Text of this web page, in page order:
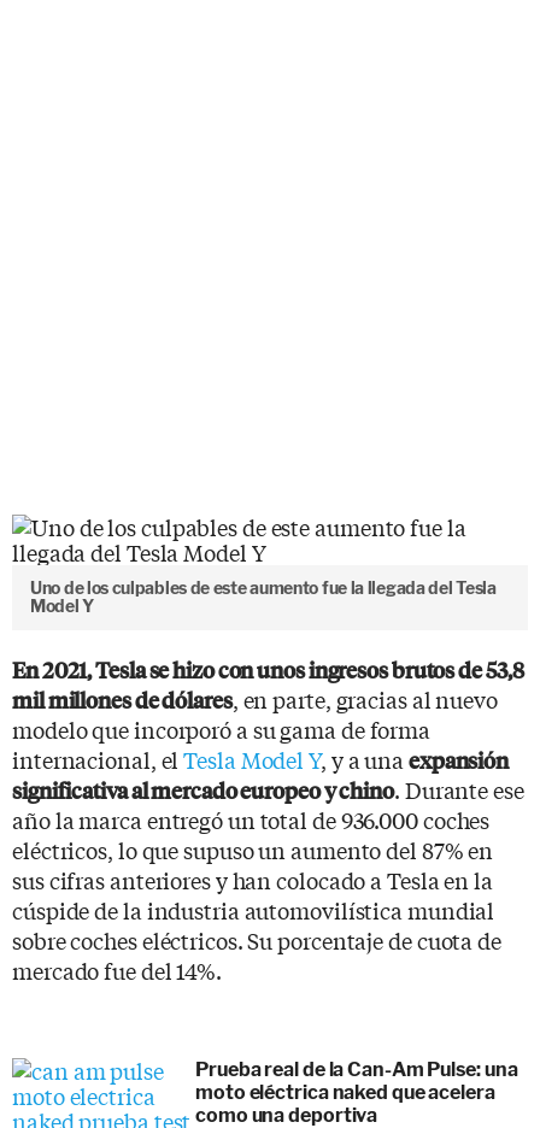
Uno de los culpables de este aumento fue la llegada del Tesla
Model Y
En 2021, Tesla se hizo con unos ingresos brutos de 53,8
mil millones de dólares, en parte, gracias al nuevo
modelo que incorporó a su gama de forma
internacional, elTesla Model Y, y a una expansión
significativa al mercado europeo y chino. Durante ese
año la marca entregó un total de 936.000 coches
eléctricos, lo que supuso un aumento del 87% en
sus cifras anteriores y han colocado a Tesla en la
cúspide de la industria automovilística mundial
sobre coches eléctricos. Su porcentaje de cuota de
mercado fue del 14%.
Prueba real de la Can-Am Pulse: una
moto eléctrica naked que acelera
como una deportiva